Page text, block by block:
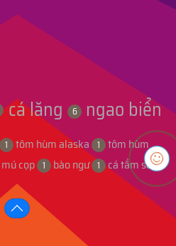
cá lăng 6 ngao biển
1 tôm hùm alaska 1
tôm hùm
cọp 1 bào ngư 1 cá tầm sapa